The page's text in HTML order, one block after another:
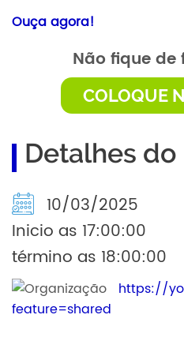
Ouça agora!
Não fique de
COLOQUE
Detalhes do
10/03/2025
Inicio as 17:00:00
término as 18:00:00
https://
feature=shared